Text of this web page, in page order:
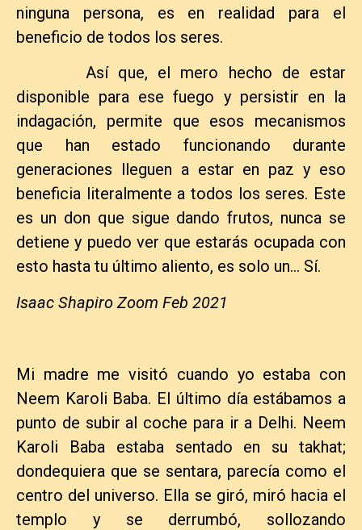
ninguna persona, es en realidad para el
beneficio de todos los seres.
Así que, el mero hecho de estar
disponible para ese fuego y persistir en la
indagación, permite que esos mecanismos
que han estado funcionando durante
generaciones lleguen a estar en paz y eso
beneficia literalmente a todos los seres. Este
es un don que sigue dando frutos, nunca se
detiene y puedo ver que estarás ocupada con
esto hasta tu último aliento, es solo un… Sí.
Isaac Shapiro Zoom Feb 2021
Mi madre me visitó cuando yo estaba con
Neem Karoli Baba. El último día estábamos a
punto de subir al coche para ir a Delhi. Neem
Karoli Baba estaba sentado en su takhat;
dondequiera que se sentara, parecía como el
centro del universo. Ella se giró, miró hacia el
templo y se derrumbó, sollozando